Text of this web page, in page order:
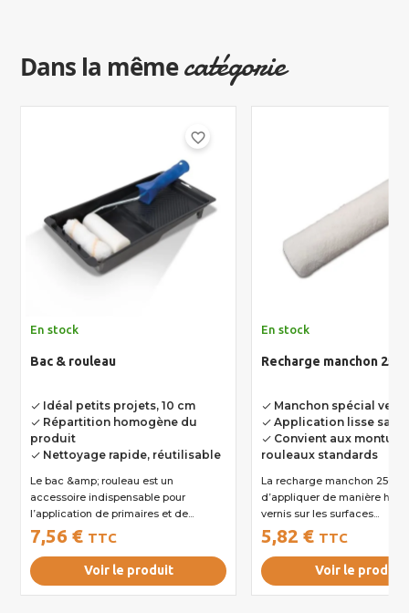
Dans la mêmecatégorie
favorite_border
En stock
Bac & rouleau
done Idéal petits projets, 10 cm
done Répartition homogène du
produit
done Nettoyage rapide, réutilisable
Le bac &amp; rouleau est un
accessoire indispensable pour
l’application de primaires et de...
7,56 € TTC
Voir le produit
En stock
Recharge manchon 250
done Manchon spécial
done Application lisse sans
done Convient aux
rouleaux standards
La recharge manchon 250 mm permet
d’appliquer de manière
vernis sur les surfaces...
5,82 € TTC
Voir le produit